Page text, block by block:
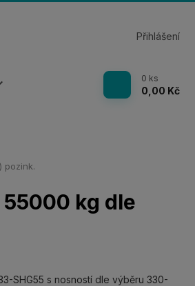
Přihlášení
0 ks
0,00 Kč
pozink.
kg dle
SHG55 s nosností dle výběru 330-